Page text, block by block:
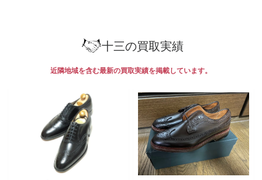
十三の買取実績
近隣地域を含む最新の買取実績を掲載しています。